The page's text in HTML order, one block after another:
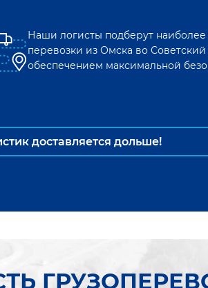
Наши логисты подберут
перевозки из Омска во Советский
обеспечением максимальной
доставляется дольше!